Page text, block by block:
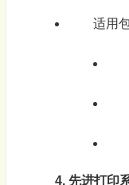
适用
4. 先进打印